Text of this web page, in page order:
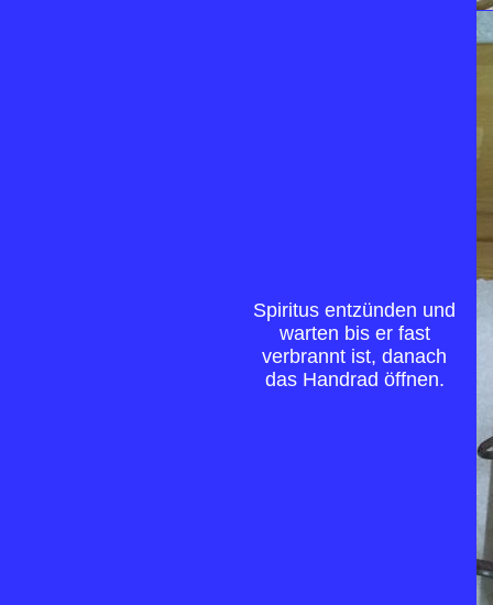
Spiritus entzünden und
warten bis er fast
verbrannt ist, danach
das Handrad öffnen.